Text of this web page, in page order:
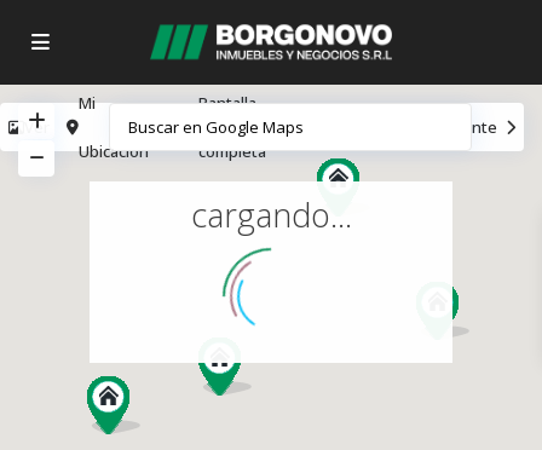
cargando...
Ver
Mi
Ubicación
Pantalla
completa
Siguiente